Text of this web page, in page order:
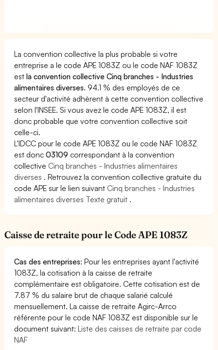
La convention collective la plus probable si votre
entreprise a le code APE 1083Z ou le code NAF 1083Z
estla convention collective Cinq branches - Industries
alimentaires diverses. 94.1 % des employés de ce
secteur d'activité adhèrent à cette convention collective
selon l'INSEE. Si vous avez le code APE 1083Z, il est
donc probable que votre convention collective soit
celle-ci.
L'IDCC pour le code APE 1083Z ou le code NAF 1083Z
est donc03109 correspondant à la convention
collective Cinq branches - Industries alimentaires
diverses . Retrouvez la convention collective gratuite du
code APE sur le lien suivant Cinq branches - Industries
alimentaires diverses Texte gratuit .
Caisse de retraite pour le Code APE 1083Z
Cas des entreprises: Pour les entreprises ayant l'activité
1083Z, la cotisation à la caisse de retraite
complémentaire est obligatoire. Cette cotisation est de
7.87 % du salaire brut de chaque salarié calculé
mensuellement. La caisse de retraite Agirc-Arrco
référente pour le code NAF 1083Z est disponible sur le
document suivant:Liste des caisses de retraite par code
NAF